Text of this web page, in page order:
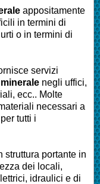
appositamente
in termini di
o in termini di
servizi
negli uffici,
ecc.. Molte
necessari a
tutti i
struttura portante in
dei locali,
idraulici e di